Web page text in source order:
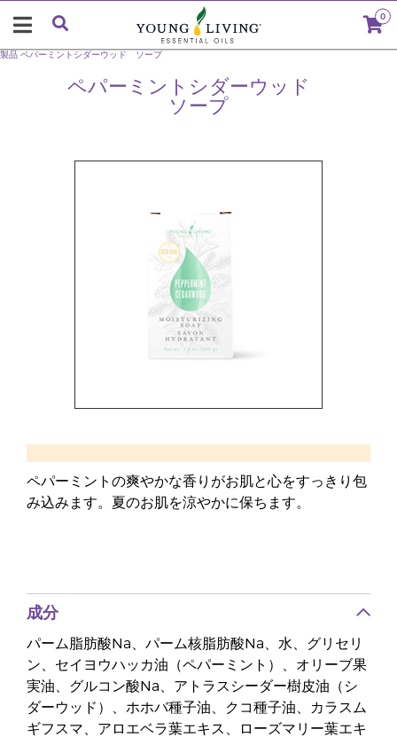
0
ペパーミントシダーウッド
ソープ
製品 ペパーミントシダーウッド ソープ
ペパーミントの爽やかな香りがお肌と心をすっきり包
み込みます。夏のお肌を涼やかに保ちます。
成分
パーム脂肪酸Na、パーム核脂肪酸Na、水、グリセリ
ン、セイヨウハッカ油（ペパーミント）、オリーブ果
実油、グルコン酸Na、アトラスシーダー樹皮油（シ
ダーウッド）、ホホバ種子油、クコ種子油、カラスム
ギフスマ、アロエベラ葉エキス、ローズマリー葉エキ